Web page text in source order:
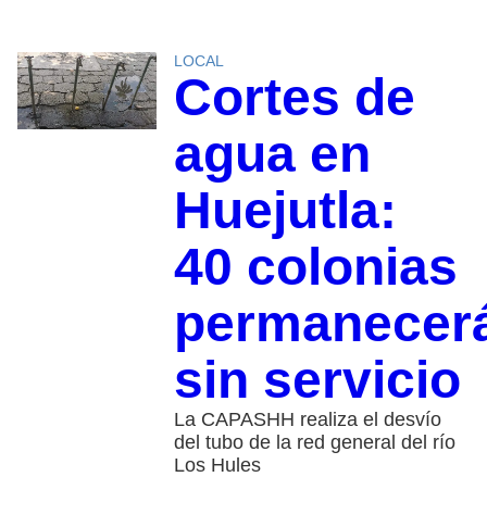
LOCAL
Cortes de
agua en
Huejutla:
40 colonias
sin servicio
La CAPASHH realiza el desvío
del tubo de la red general del río
Los Hules